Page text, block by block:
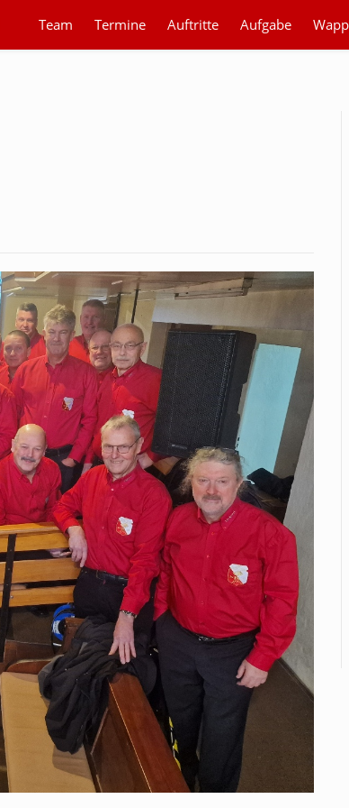
Team Termine Auftritte Aufgabe